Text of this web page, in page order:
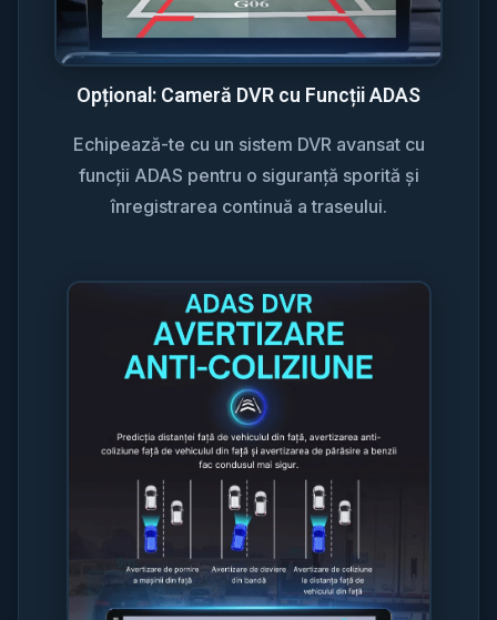
Opțional: Cameră DVR cu Funcții ADAS
Echipează-te cu un sistem DVR avansat cu
funcții ADAS pentru o siguranță sporită și
înregistrarea continuă a traseului.